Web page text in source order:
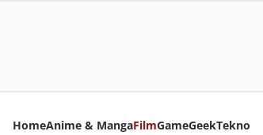
HomeAnime & MangaFilmGameGeekTekno